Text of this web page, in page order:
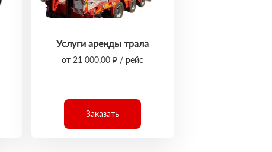
Услуги аренды трала
от 21 000,00 ₽ / рейс
Заказать